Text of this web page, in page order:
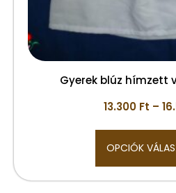
Gyerek blúz hímzett
13.300 Ft –
OPCIÓK